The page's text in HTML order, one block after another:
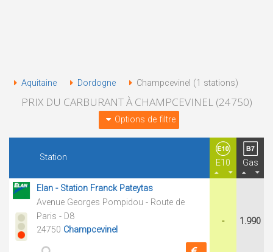
Aquitaine Dordogne Champcevinel (1 stations)
PRIX DU CARBURANT À CHAMPCEVINEL (24750)
Options de filtre
Station
E10 Gas
Elan - Station Franck Pateytas
Avenue Georges Pompidou - Route de
Paris - D8
24750 Champcevinel
- 1.990